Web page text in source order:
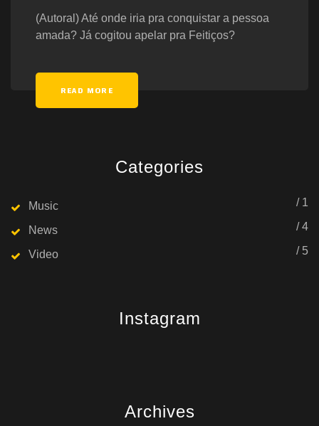
(Autoral) Até onde iria pra conquistar a pessoa
amada? Já cogitou apelar pra Feitiços?
READ MORE
Categories
Music / 1
News / 4
Video / 5
Instagram
Archives